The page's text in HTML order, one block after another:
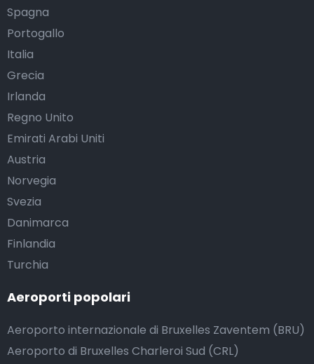
Spagna
Portogallo
Italia
Grecia
Irlanda
Regno Unito
Emirati Arabi Uniti
Austria
Norvegia
Svezia
Danimarca
Finlandia
Turchia
Aeroporti popolari
Aeroporto internazionale di Bruxelles Zaventem (BRU)
Aeroporto di Bruxelles Charleroi Sud (CRL)